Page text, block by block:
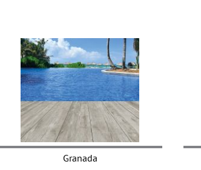
Granada